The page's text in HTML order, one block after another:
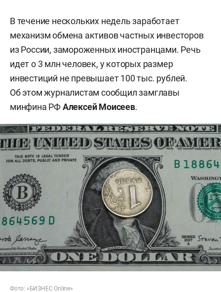
В течение нескольких недель заработает
механизм обмена активов частных инвесторов
из России, замороженных иностранцами. Речь
идет о 3 млн человек, у которых размер
инвестиций не превышает 100 тыс. рублей.
Об этом журналистам сообщил замглавы
минфина РФАлексей Моисеев.
Фото: «БИЗНЕС Online»